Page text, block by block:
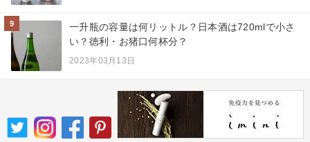
9
一升瓶の容量は何リットル？日本酒は720mlで小さ
い？徳利・お猪口何杯分？
2023年03月13日